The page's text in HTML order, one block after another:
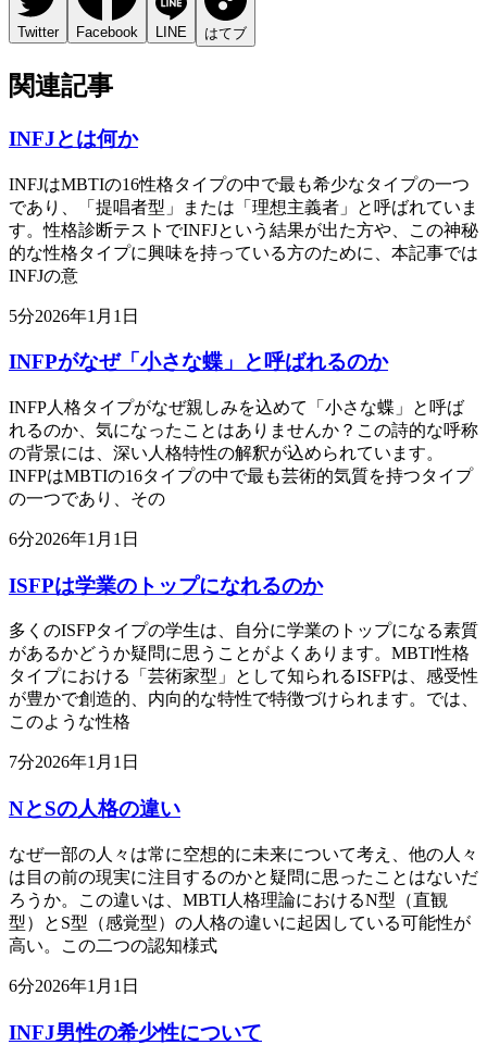
Twitter Facebook LINE はてブ
関連記事
INFJとは何か
INFJはMBTIの16性格タイプの中で最も希少なタイプの一つ
であり、「提唱者型」または「理想主義者」と呼ばれていま
す。性格診断テストでINFJという結果が出た方や、この神秘
的な性格タイプに興味を持っている方のために、本記事では
INFJの意
5分2026年1月1日
INFPがなぜ「小さな蝶」と呼ばれるのか
INFP人格タイプがなぜ親しみを込めて「小さな蝶」と呼ば
れるのか、気になったことはありませんか？この詩的な呼称
の背景には、深い人格特性の解釈が込められています。
INFPはMBTIの16タイプの中で最も芸術的気質を持つタイプ
の一つであり、その
6分2026年1月1日
ISFPは学業のトップになれるのか
多くのISFPタイプの学生は、自分に学業のトップになる素質
があるかどうか疑問に思うことがよくあります。MBTI性格
タイプにおける「芸術家型」として知られるISFPは、感受性
が豊かで創造的、内向的な特性で特徴づけられます。では、
このような性格
7分2026年1月1日
NとSの人格の違い
なぜ一部の人々は常に空想的に未来について考え、他の人々
は目の前の現実に注目するのかと疑問に思ったことはないだ
ろうか。この違いは、MBTI人格理論におけるN型（直観
型）とS型（感覚型）の人格の違いに起因している可能性が
高い。この二つの認知様式
6分2026年1月1日
INFJ男性の希少性について